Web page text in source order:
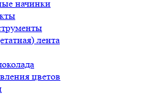
начинки
лента
цветов